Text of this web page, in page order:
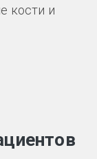
кости и